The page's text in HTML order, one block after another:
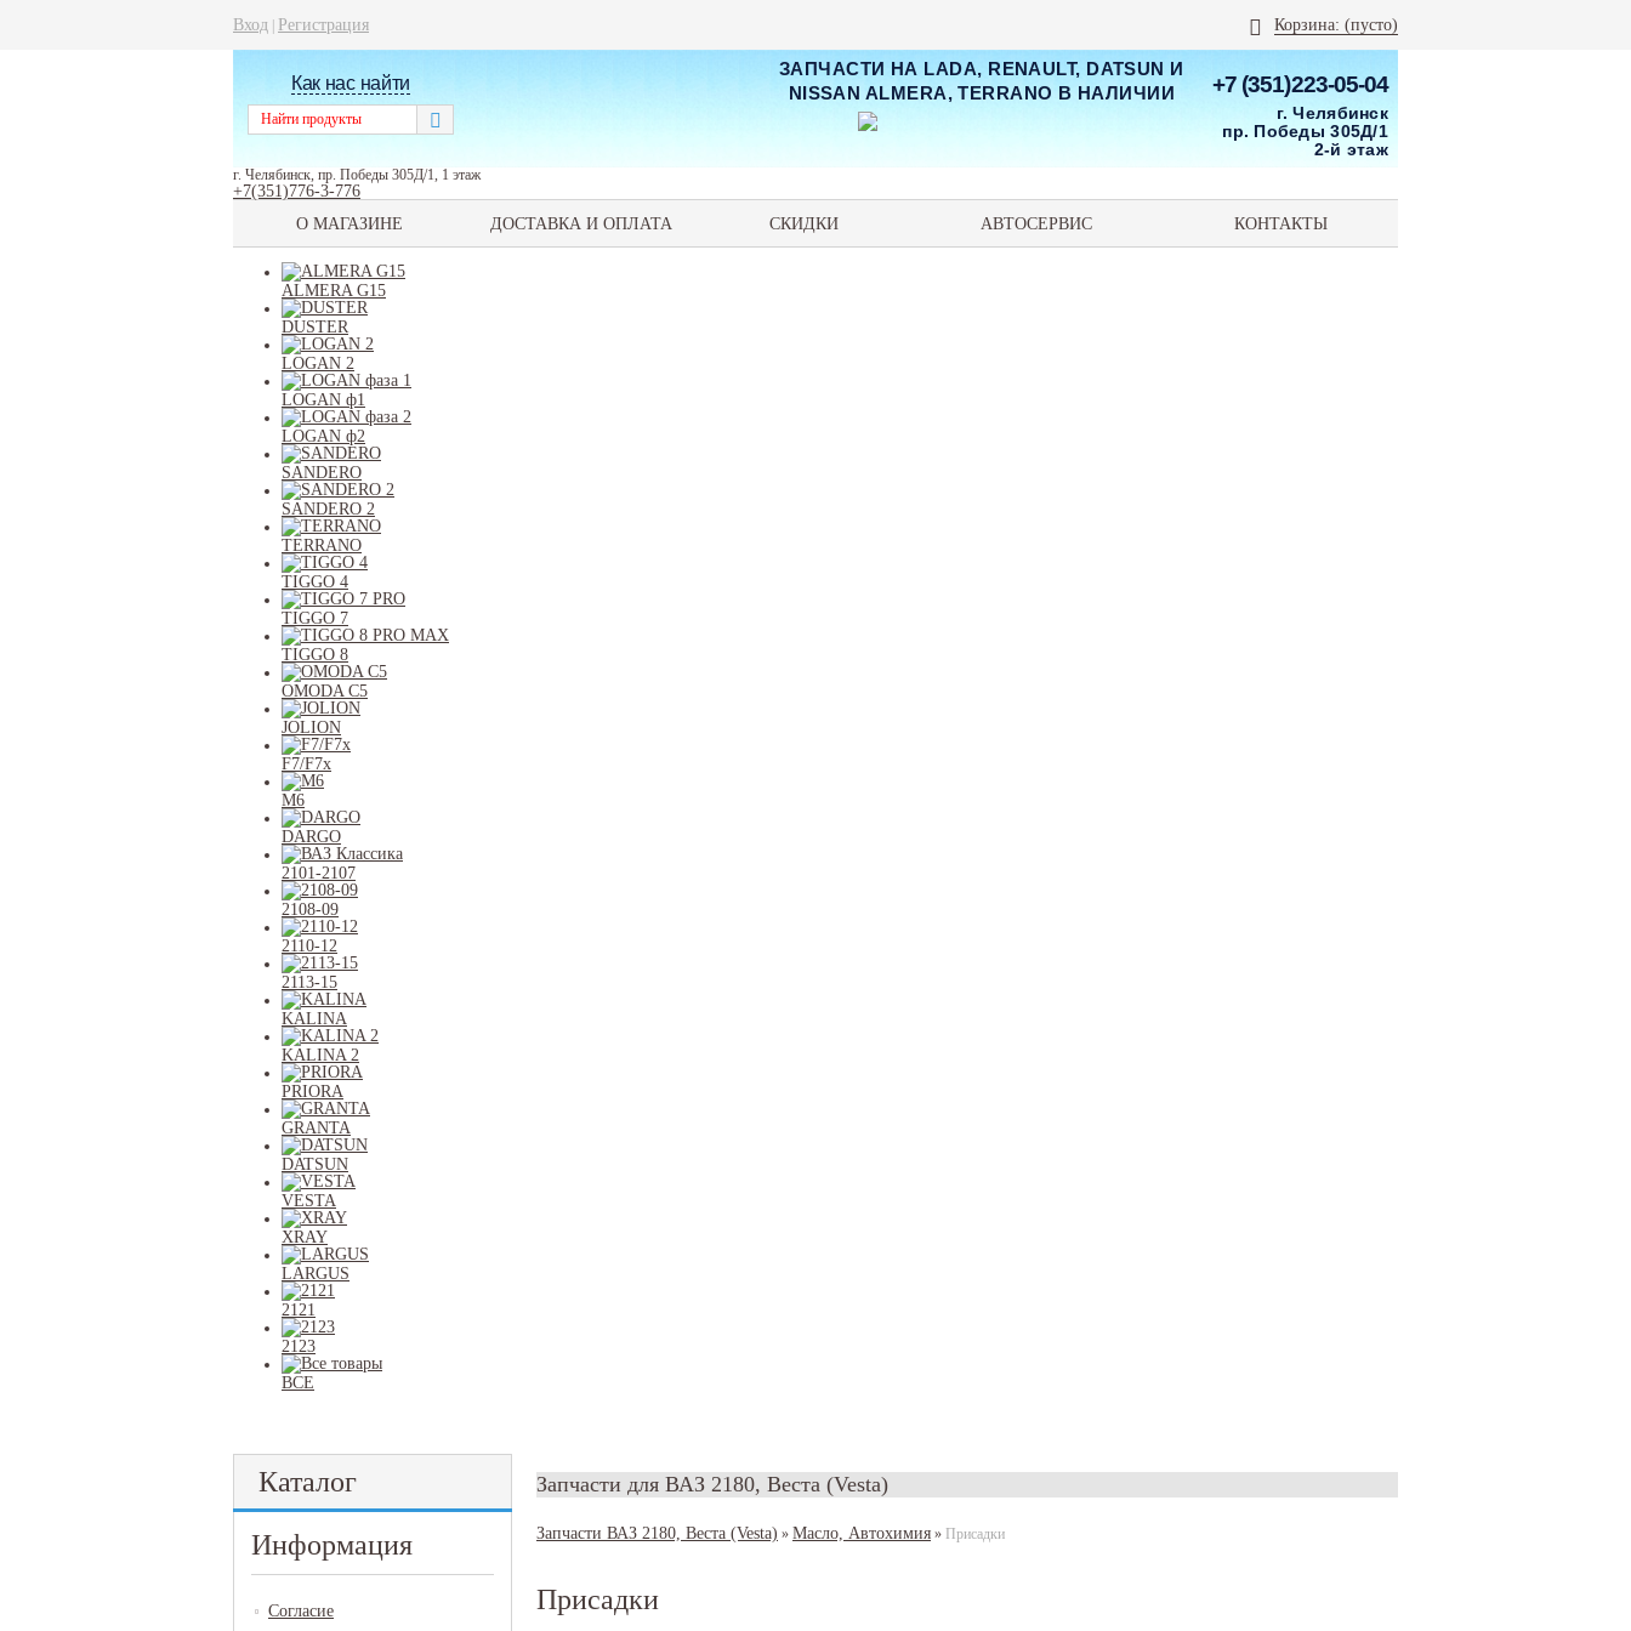
Вход Регистрация Корзина: (пусто)
ЗАПЧАСТИ НА LADA, RENAULT, DATSUN И
NISSAN ALMERA, TERRANO В НАЛИЧИИ
Как нас найти +7 (351)223-05-04
г. Челябинск
пр. Победы 305Д/1
2-й этаж
г. Челябинск, пр. Победы 305Д/1, 1 этаж
+7(351)776-3-776
О МАГАЗИНЕ
ДОСТАВКА И ОПЛАТА СКИДКИ АВТОСЕРВИС КОНТАКТЫ
ALMERA G15
DUSTER
LOGAN 2
LOGAN ф1
LOGAN ф2
SANDERO
SANDERO 2
TERRANO
TIGGO 4
TIGGO 7
TIGGO 8
OMODA C5
JOLION
F7/F7x
M6
DARGO
2101-2107
2108-09
2110-12
2113-15
KALINA
KALINA 2
PRIORA
GRANTA
DATSUN
VESTA
XRAY
LARGUS
2121
2123
ВСЕ
Каталог
Информация
Согласие
Запчасти для ВАЗ 2180, Веста (Vesta)
Запчасти ВАЗ 2180, Веста (Vesta) » Масло, Автохимия » Присадки
Присадки